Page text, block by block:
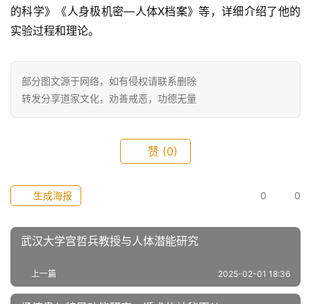
的科学》《人身极机密—人体X档案》等，详细介绍了他的
实验过程和理论。
部分图文源于网络，如有侵权请联系删除
转发分享道家文化，劝善戒恶，功德无量
赞 (0)
0 0
生成海报
武汉大学宫哲兵教授与人体潜能研究
上一篇 2025-02-01 18:36